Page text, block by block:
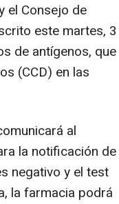
el Consejo de
este martes, 3
de antígenos, que
(CCD) en las
al
la notificación de
negativo y el test
la farmacia podrá